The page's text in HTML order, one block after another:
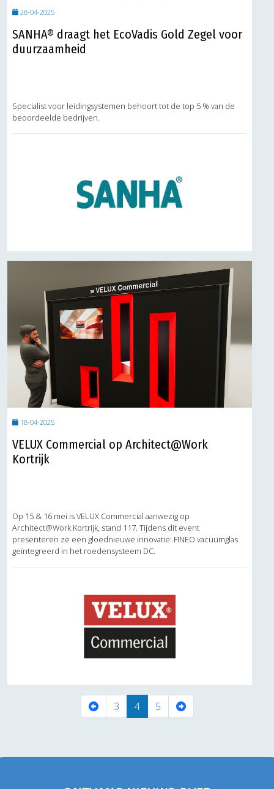
28-04-2025
SANHA® draagt het EcoVadis Gold Zegel voor
duurzaamheid
Specialist voor leidingsystemen behoort tot de top 5 % van de
beoordeelde bedrijven.
18-04-2025
VELUX Commercial op Architect@Work
Kortrijk
Op 15 & 16 mei is VELUX Commercial aanwezig op
Architect@Work Kortrijk, stand 117. Tijdens dit event
presenteren ze een gloednieuwe innovatie: FINEO vacuümglas
geïntegreerd in het roedensysteem DC.
3 4(current)
5